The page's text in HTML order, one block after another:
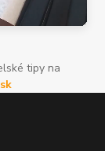
tipy na